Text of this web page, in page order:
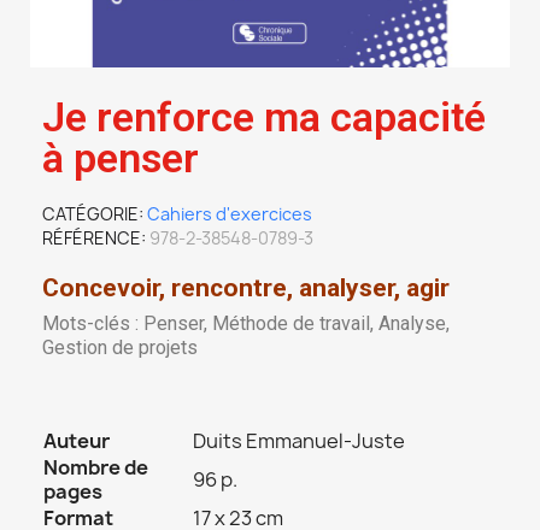
Je renforce ma capacité
à penser
CATÉGORIE Cahiers d'exercices
RÉFÉRENCE 978-2-38548-0789-3
Concevoir, rencontre, analyser, agir
Mots-clés : Penser, Méthode de travail, Analyse,
Gestion de projets
Auteur
Duits Emmanuel-Juste
Nombre de
pages
96 p.
Format
17 x 23 cm